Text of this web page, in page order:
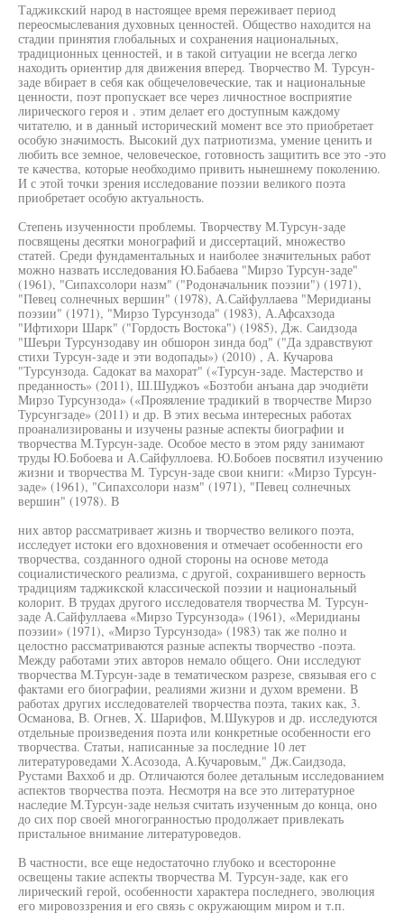
Таджикский народ в настоящее время переживает период
переосмыслевания духовных ценностей. Общество находится на
стадии принятия глобальных и сохранения национальных,
традиционных ценностей, и в такой ситуации не всегда легко
находить ориентир для движения вперед. Творчество М. Турсун-
заде вбирает в себя как общечеловеческие, так и национальные
ценности, поэт пропускает все через личностное восприятие
лирического героя и . этим делает его доступным каждому
читателю, и в данный исторический момент все это приобретает
особую значимость. Высокий дух патриотизма, умение ценить и
любить все земное, человеческое, готовность защитить все это -это
те качества, которые необходимо привить нынешнему поколению.
И с этой точки зрения исследование поэзии великого поэта
приобретает особую актуальность.
Степень изученности проблемы. Творчеству М.Турсун-заде
посвящены десятки монографий и диссертаций, множество
статей. Среди фундаментальных и наиболее значительных работ
можно назвать исследования Ю.Бабаева "Мирзо Турсун-заде"
(1961), "Сипахсолори назм" ("Родоначальник поэзии") (1971),
"Певец солнечных вершин" (1978), А.Сайфуллаева "Меридианы
поэзии" (1971), "Мирзо Турсунзода" (1983), А.Афсахзода
"Ифтихори Шарк" ("Гордость Востока") (1985), Дж. Саидзода
"Шеъри Турсунзодаву ин обшорон зинда бод" ("Да здравствуют
стихи Турсун-заде и эти водопады») (2010) , А. Кучарова
"Турсунзода. Садокат ва махорат" («Турсун-заде. Мастерство и
преданность» (2011), Ш.Шуджоъ «Бозтоби анъана дар эчодиёти
Мирзо Турсунзода» («Прояяление традикий в творчестве Мирзо
Турсунгзаде» (2011) и др. В этих весьма интересных работах
проанализированы и изучены разные аспекты биографии и
творчества М.Турсун-заде. Особое место в этом ряду занимают
труды Ю.Бобоева и А.Сайфуллоева. Ю.Бобоев посвятил изучению
жизни и творчества М. Турсун-заде свои книги: «Мирзо Турсун-
заде» (1961), "Сипахсолори назм" (1971), "Певец солнечных
вершин" (1978). В
них автор рассматривает жизнь и творчество великого поэта,
исследует истоки его вдохновения и отмечает особенности его
творчества, созданного одной стороны на основе метода
социалистического реализма, с другой, сохранившего верность
традициям таджикской классической поэзии и национальный
колорит. В трудах другого исследователя творчества М. Турсун-
заде А.Сайфуллаева «Мирзо Турсунзода» (1961), «Меридианы
поэзии» (1971), «Мирзо Турсунзода» (1983) так же полно и
целостно рассматриваются разные аспекты творчество -поэта.
Между работами этих авторов немало общего. Они исследуют
творчества М.Турсун-заде в тематическом разрезе, связывая его с
фактами его биографии, реалиями жизни и духом времени. В
работах других исследователей творчества поэта, таких как, 3.
Османова, В. Огнев, X. Шарифов, М.Шукуров и др. исследуются
отдельные произведения поэта или конкретные особенности его
творчества. Статьи, написанные за последние 10 лет
литературоведами Х.Асозода, А.Кучаровым," Дж.Саидзода,
Рустами Ваххоб и др. Отличаются более детальным исследованием
аспектов творчества поэта. Несмотря на все это литературное
наследие М.Турсун-заде нельзя считать изученным до конца, оно
до сих пор своей многогранностью продолжает привлекать
пристальное внимание литературоведов.
В частности, все еще недостаточно глубоко и всесторонне
освещены такие аспекты творчества М. Турсун-заде, как его
лирический герой, особенности характера последнего, эволюция
его мировоззрения и его связь с окружающим миром и т.п.